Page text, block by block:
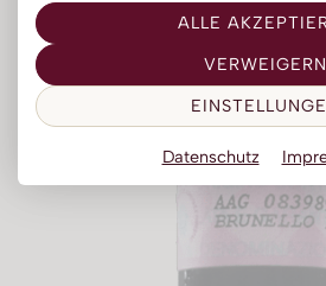
ALLE
VERWEIGERN
Datenschutz
Gin
Grappa | Tresterbrand
Likör
Obstbrand
Low Alc - Stillwein
Mavrio
Silentium